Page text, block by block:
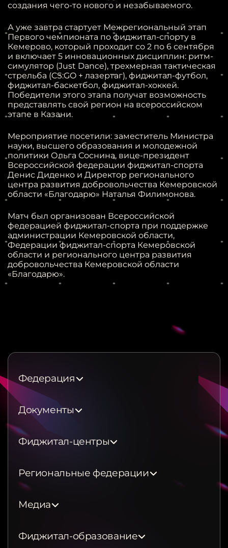
создания чего-то нового и незабываемого.
А уже завтра стартует Межрегиональный этап
Первого чемпионата по фиджитал-спорту в
Кемерово, который проходит со 2 по 6 сентября
и включает 5 инновационных дисциплин: ритм-
симулятор (Just Dance), трехмерная тактическая
стрельба (CS:GO + лазертаг), фиджитал-футбол,
фиджитал-баскетбол, фиджитал-хоккей.
Победители этого этапа получат возможность
представлять свой регион на всероссийском
этапе в Казани.
Мероприятие посетили: заместитель Министра
науки, высшего образования и молодежной
политики Ольга Соснина, вице-президент
Всероссийской федерации фиджитал-спорта
Денис Диденко и Директор регионального
центра развития добровольчества Кемеровской
области «Благодарю» Наталья Филимонова.
Матч был организован Всероссийской
федерацией фиджитал-спорта при поддержке
администрации Кемеровской области,
Федерации фиджитал-спорта Кемеровской
области и регионального центра развития
добровольчества Кемеровской области
«Благодарю».
Федерация
Документы
Фиджитал-центры
Региональные федерации
Медиа
Фиджитал-образование